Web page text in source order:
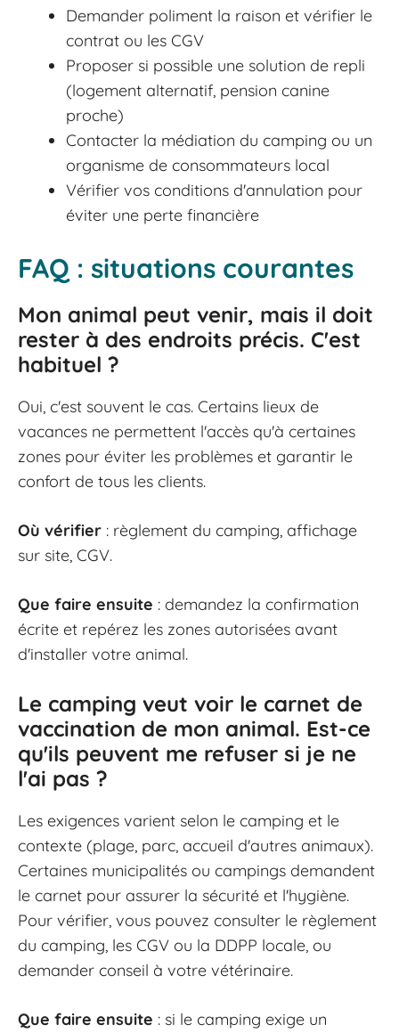
Demander poliment la raison et vérifier le
contrat ou les CGV
Proposer si possible une solution de repli
(logement alternatif, pension canine
proche)
Contacter la médiation du camping ou un
organisme de consommateurs local
Vérifier vos conditions d'annulation pour
éviter une perte financière
FAQ : situations courantes
Mon animal peut venir, mais il doit
rester à des endroits précis. C'est
habituel ?
Oui, c'est souvent le cas. Certains lieux de
vacances ne permettent l'accès qu'à certaines
zones pour éviter les problèmes et garantir le
confort de tous les clients.
Où vérifier : règlement du camping, affichage
sur site, CGV.
Que faire ensuite : demandez la confirmation
écrite et repérez les zones autorisées avant
d'installer votre animal.
Le camping veut voir le carnet de
vaccination de mon animal. Est-ce
qu'ils peuvent me refuser si je ne
l'ai pas ?
Les exigences varient selon le camping et le
contexte (plage, parc, accueil d'autres animaux).
Certaines municipalités ou campings demandent
le carnet pour assurer la sécurité et l'hygiène.
Pour vérifier, vous pouvez consulter le règlement
du camping, les CGV ou la DDPP locale, ou
demander conseil à votre vétérinaire.
Que faire ensuite : si le camping exige un